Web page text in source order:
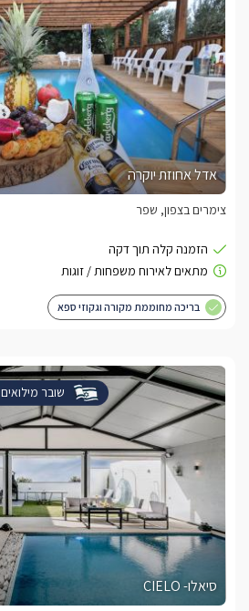
אדל אחוזת יוקרה
צימרים בצפון, שפר
בריכה מחוממת מקורה וגקוזי ספא
שובר מילואים
סיאלו- CIELO